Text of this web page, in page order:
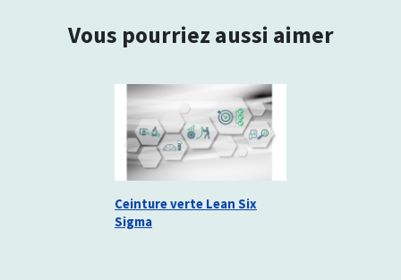
Vous pourriez aussi aimer
Ceinture verte Lean Six
Sigma